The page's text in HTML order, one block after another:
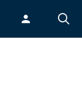
Carrello Accedi